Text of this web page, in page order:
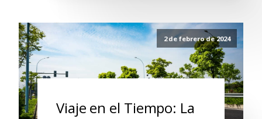
2 de febrero de 2024
Viaje en el Tiempo: La